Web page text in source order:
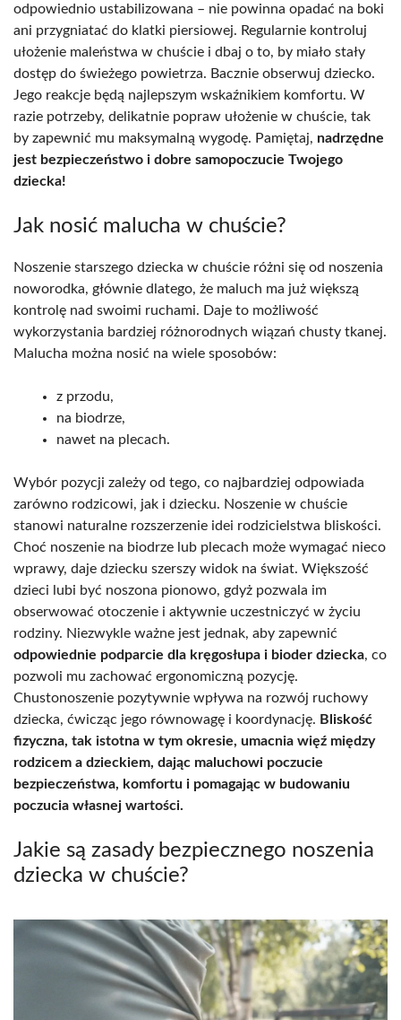
odpowiednio ustabilizowana – nie powinna opadać na boki
ani przygniatać do klatki piersiowej. Regularnie kontroluj
ułożenie maleństwa w chuście i dbaj o to, by miało stały
dostęp do świeżego powietrza. Bacznie obserwuj dziecko.
Jego reakcje będą najlepszym wskaźnikiem komfortu. W
razie potrzeby, delikatnie popraw ułożenie w chuście, tak
by zapewnić mu maksymalną wygodę. Pamiętaj, nadrzędne
jest bezpieczeństwo i dobre samopoczucie Twojego
dziecka!
Jak nosić malucha w chuście?
Noszenie starszego dziecka w chuście różni się od noszenia
noworodka, głównie dlatego, że maluch ma już większą
kontrolę nad swoimi ruchami. Daje to możliwość
wykorzystania bardziej różnorodnych wiązań chusty tkanej.
Malucha można nosić na wiele sposobów:
z przodu,
na biodrze,
nawet na plecach.
Wybór pozycji zależy od tego, co najbardziej odpowiada
zarówno rodzicowi, jak i dziecku. Noszenie w chuście
stanowi naturalne rozszerzenie idei rodzicielstwa bliskości.
Choć noszenie na biodrze lub plecach może wymagać nieco
wprawy, daje dziecku szerszy widok na świat. Większość
dzieci lubi być noszona pionowo, gdyż pozwala im
obserwować otoczenie i aktywnie uczestniczyć w życiu
rodziny. Niezwykle ważne jest jednak, aby zapewnić
odpowiednie podparcie dla kręgosłupa i bioder dziecka, co
pozwoli mu zachować ergonomiczną pozycję.
Chustonoszenie pozytywnie wpływa na rozwój ruchowy
dziecka, ćwicząc jego równowagę i koordynację. Bliskość
fizyczna, tak istotna w tym okresie, umacnia więź między
rodzicem a dzieckiem, dając maluchowi poczucie
bezpieczeństwa, komfortu i pomagając w budowaniu
poczucia własnej wartości.
Jakie są zasady bezpiecznego noszenia
dziecka w chuście?